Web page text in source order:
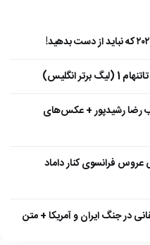
رضا رشیدپور + عکس‌های
عروس فرانسوی کنار داماد
در جنگ ایران و آمریکا + متن